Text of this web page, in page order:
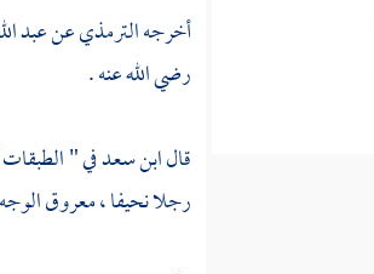
أخرجهالترمذيعنعبد
رضي الله عنه .
قالابن سعدفي "
رجلا نحيفا ، معروق